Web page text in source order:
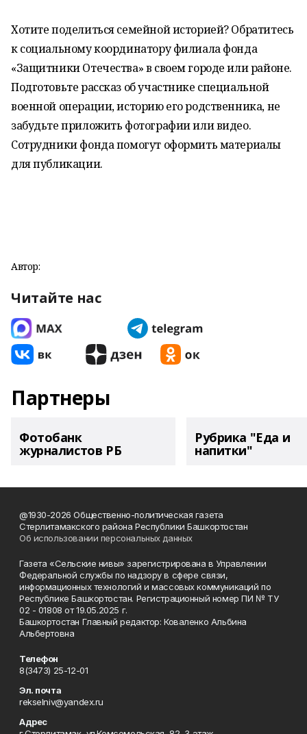
Хотите поделиться семейной историей? Обратитесь
к социальному координатору филиала фонда
«Защитники Отечества» в своем городе или районе.
Подготовьте рассказ об участнике специальной
военной операции, историю его родственника, не
забудьте приложить фотографии или видео.
Сотрудники фонда помогут оформить материалы
для публикации.
Автор:
Читайте нас
Партнеры
Фотобанк
журналистов РБ
Рубрика "Еда и
напитки"
@1930-2026 Общественно-политическая газета
Стерлитамакского района Республики Башкортостан
Об использовании персональных данных
Газета «Сельские нивы» зарегистрирована в Управлении
Федеральной службы по надзору в сфере связи,
информационных технологий и массовых коммуникаций по
Республике Башкортостан. Регистрационный номер ПИ № ТУ
02 - 01808 от 19.05.2025 г.
Башкортостан Главный редактор: Коваленко Альбина
Альбертовна
Телефон
8(3473) 25-12-01
Эл. почта
rekselniv@yandex.ru
Адрес